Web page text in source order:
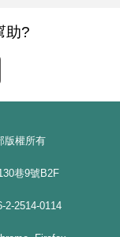
助?
版權所有
巷9號B2F
2514-0114